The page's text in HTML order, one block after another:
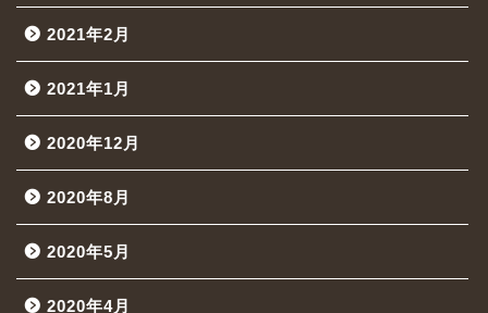
2021年2月
2021年1月
2020年12月
2020年8月
2020年5月
2020年4月